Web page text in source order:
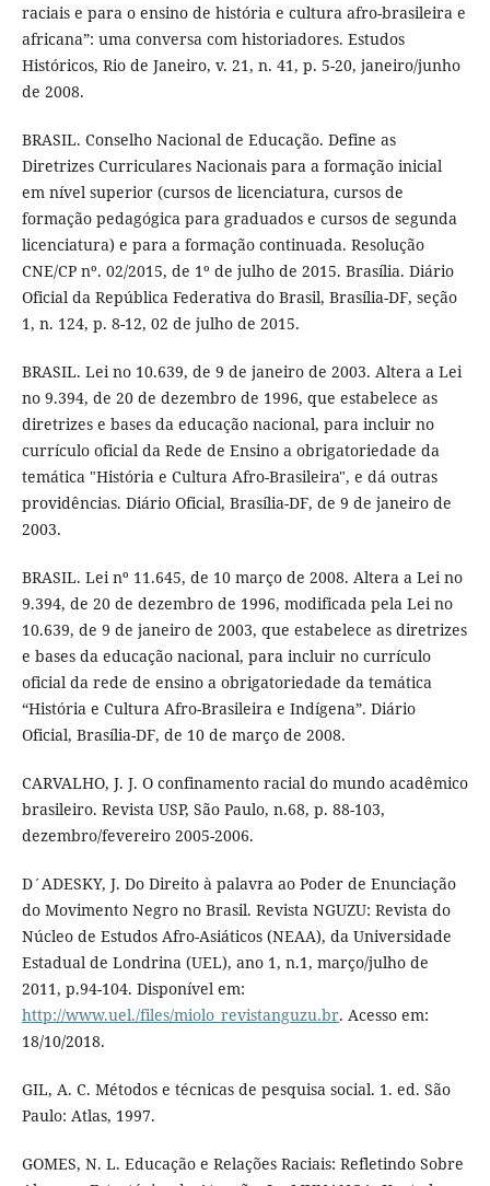
raciais e para o ensino de história e cultura afro-brasileira e
africana”: uma conversa com historiadores. Estudos
Históricos, Rio de Janeiro, v. 21, n. 41, p. 5-20, janeiro/junho
de 2008.
BRASIL. Conselho Nacional de Educação. Define as
Diretrizes Curriculares Nacionais para a formação inicial
em nível superior (cursos de licenciatura, cursos de
formação pedagógica para graduados e cursos de segunda
licenciatura) e para a formação continuada. Resolução
CNE/CP nº. 02/2015, de 1º de julho de 2015. Brasília. Diário
Oficial da República Federativa do Brasil, Brasília-DF, seção
1, n. 124, p. 8-12, 02 de julho de 2015.
BRASIL. Lei no 10.639, de 9 de janeiro de 2003. Altera a Lei
no 9.394, de 20 de dezembro de 1996, que estabelece as
diretrizes e bases da educação nacional, para incluir no
currículo oficial da Rede de Ensino a obrigatoriedade da
temática "História e Cultura Afro-Brasileira", e dá outras
providências. Diário Oficial, Brasília-DF, de 9 de janeiro de
2003.
BRASIL. Lei nº 11.645, de 10 março de 2008. Altera a Lei no
9.394, de 20 de dezembro de 1996, modificada pela Lei no
10.639, de 9 de janeiro de 2003, que estabelece as diretrizes
e bases da educação nacional, para incluir no currículo
oficial da rede de ensino a obrigatoriedade da temática
“História e Cultura Afro-Brasileira e Indígena”. Diário
Oficial, Brasília-DF, de 10 de março de 2008.
CARVALHO, J. J. O confinamento racial do mundo acadêmico
brasileiro. Revista USP, São Paulo, n.68, p. 88-103,
dezembro/fevereiro 2005-2006.
D´ADESKY, J. Do Direito à palavra ao Poder de Enunciação
do Movimento Negro no Brasil. Revista NGUZU: Revista do
Núcleo de Estudos Afro-Asiáticos (NEAA), da Universidade
Estadual de Londrina (UEL), ano 1, n.1, março/julho de
2011, p.94-104. Disponível em:
http://www.uel./files/miolo_revistanguzu.br. Acesso em:
18/10/2018.
GIL, A. C. Métodos e técnicas de pesquisa social. 1. ed. São
Paulo: Atlas, 1997.
GOMES, N. L. Educação e Relações Raciais: Refletindo Sobre